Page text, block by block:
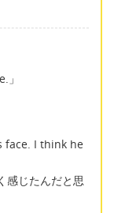
face. I think he
感じたんだと思